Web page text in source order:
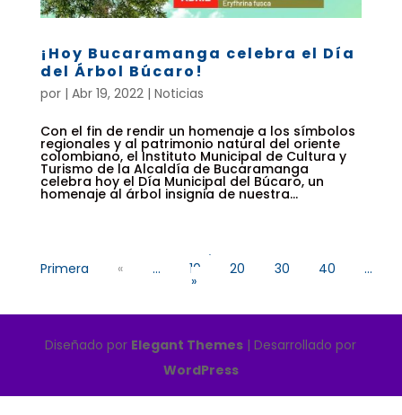
¡Hoy Bucaramanga celebra el Día
del Árbol Búcaro!
por | Abr 19, 2022| Noticias
Con el fin de rendir un homenaje a los símbolos
regionales y al patrimonio natural del oriente
colombiano, el Instituto Municipal de Cultura y
Turismo de la Alcaldía de Bucaramanga
celebra hoy el Día Municipal del Búcaro, un
homenaje al árbol insignia de nuestra...
«
Primera « ... 10 20 30 40 ...
»
Diseñado por Elegant Themes | Desarrollado por
WordPress